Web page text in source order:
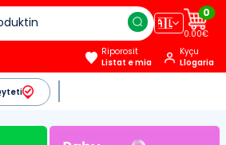
🇦🇱
0
0.00€
Riporosit
Listat e mia
Kyçu
Llogaria